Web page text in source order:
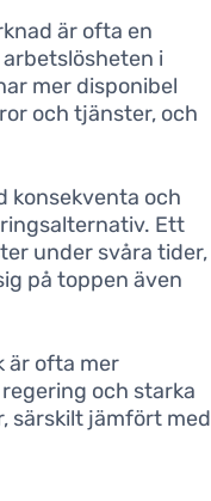
är ofta en
i
mer disponibel
och tjänster, och
konsekventa och
Ett
under svåra tider,
på toppen även
är ofta mer
och starka
särskilt jämfört med